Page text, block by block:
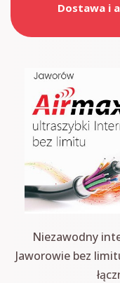
Dostawa i
Niezawodny
Jaworowie bez